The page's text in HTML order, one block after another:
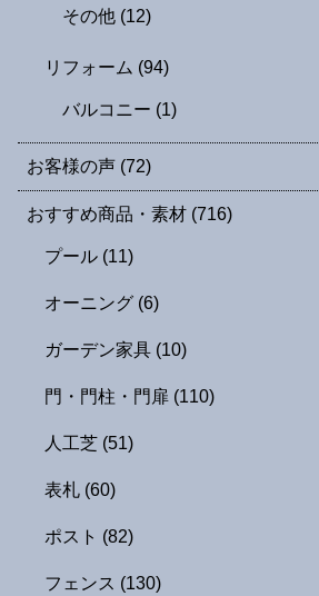
その他 (12)
リフォーム (94)
バルコニー (1)
お客様の声 (72)
おすすめ商品・素材 (716)
プール (11)
オーニング (6)
ガーデン家具 (10)
門・門柱・門扉 (110)
人工芝 (51)
表札 (60)
ポスト (82)
フェンス (130)